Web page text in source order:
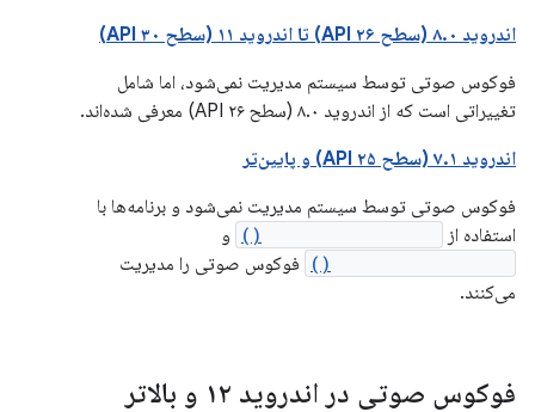
اندروید ۸.۰ (سطح API ۲۶) تا اندروید ۱۱ (سطح API ۳۰)
فوکوس صوتی توسط سیستم مدیریت نمی‌شود، اما شامل
تغییراتی است که از اندروید ۸.۰ (سطح API ۲۶) معرفی شده‌اند.
اندروید ۷.۱ (سطح API ۲۵) و پایین‌تر
فوکوس صوتی توسط سیستم مدیریت نمی‌شود و برنامه‌ها با
استفاده از
و
فوکوس صوتی را مدیریت
می‌کنند.
فوکوس صوتی در اندروید ۱۲ و بالاتر